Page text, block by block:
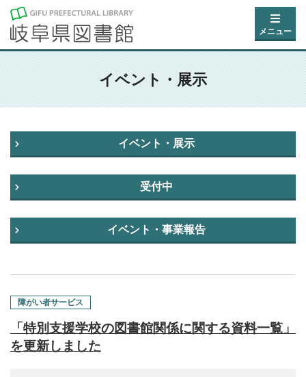
メニュー
イベント・展示
イベント・展示
受付中
イベント・事業報告
障がい者サービス
「特別支援学校の図書館関係に関する資料一覧」
を更新しました